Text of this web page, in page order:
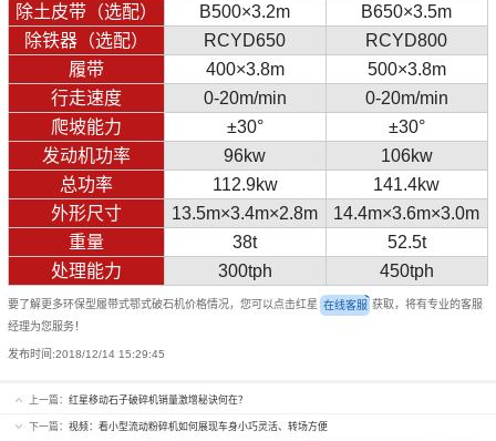
除土皮带（选配）
B500×3.2m
B650×3.5m
除铁器（选配）
RCYD650
RCYD800
履带
400×3.8m
500×3.8m
行走速度
0-20m/min
0-20m/min
爬坡能力
±30°
±30°
发动机功率
96kw
106kw
总功率
112.9kw
141.4kw
外形尺寸
13.5m×3.4m×2.8m
14.4m×3.6m×3.0m
重量
38t
52.5t
处理能力
300tph 450tph
要了解更多环保型履带式鄂式破石机价格情况，您可以点击红星 在线客服 获取，将有专业的客服
经理为您服务！
发布时间:2018/12/14 15:29:45
上一篇：红星移动石子破碎机销量激增秘诀何在？
下一篇：视频：看小型流动粉碎机如何展现车身小巧灵活、转场方便